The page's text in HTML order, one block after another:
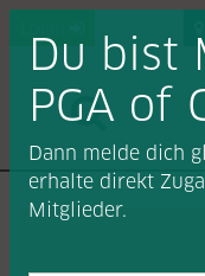
Du bist
PGA of
Dann melde dich
erhalte direkt
Mitglieder.